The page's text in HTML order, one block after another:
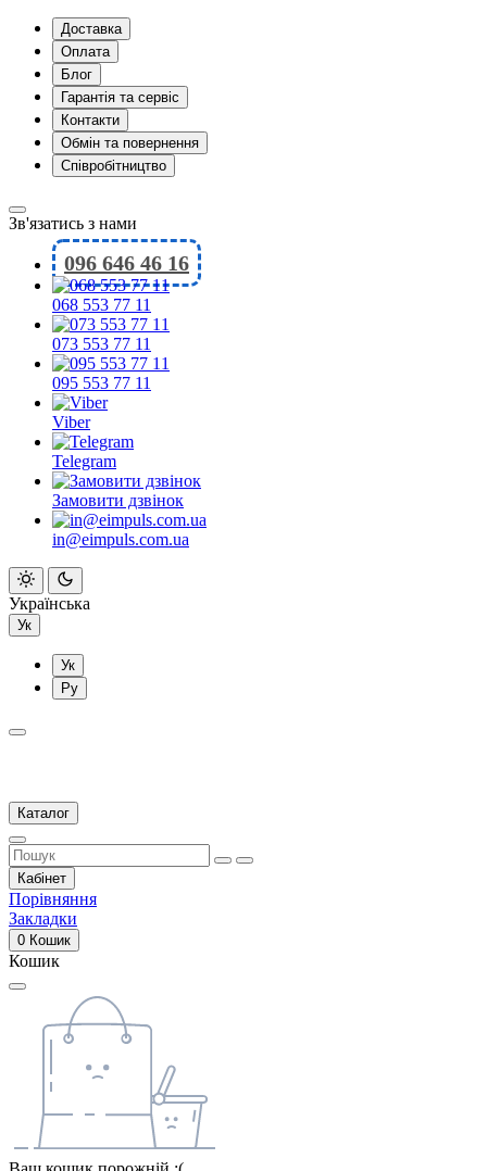
Доставка
Оплата
Блог
Гарантія та сервіс
Контакти
Обмін та повернення
Співробітництво
Зв'язатись з нами
096 646 46 16
068 553 77 11
073 553 77 11
095 553 77 11
Viber
Telegram
Замовити дзвінок
in@eimpuls.com.ua
Українська
Ук
Ук
Ру
Каталог
Кабінет
Порівняння
Закладки
0 Кошик
Кошик